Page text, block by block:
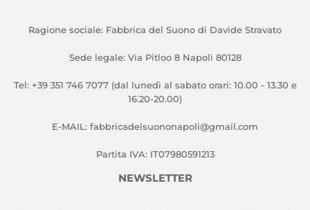
Ragione sociale: Fabbrica del Suono di Davide Stravato
Sede legale: Via Pitloo 8 Napoli 80128
Tel: +39 351 746 7077 (dal lunedì al sabato orari: 10.00 - 13.30 e
16.20-20.00)
E-MAIL: fabbricadelsuononapoli@gmail.com
Partita IVA: IT07980591213
NEWSLETTER